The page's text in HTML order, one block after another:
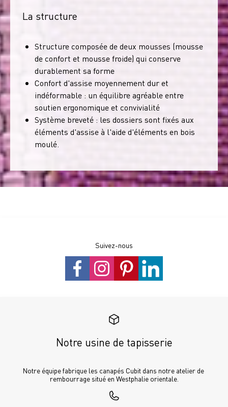
La structure
Structure composée de deux mousses (mousse
de confort et mousse froide) qui conserve
durablement sa forme
Confort d'assise moyennement dur et
indéformable : un équilibre agréable entre
soutien ergonomique et convivialité
Système breveté : les dossiers sont fixés aux
éléments d'assise à l'aide d'éléments en bois
moulé.
Suivez-nous
Notre usine de tapisserie
Notre équipe fabrique les canapés Cubit dans notre atelier de
rembourrage situé en Westphalie orientale.